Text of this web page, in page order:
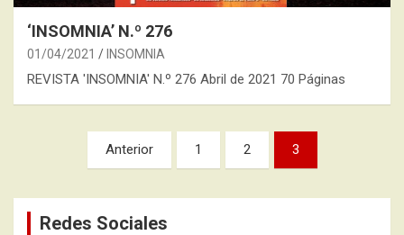
‘INSOMNIA’ N.º 276
01/04/2021 INSOMNIA
REVISTA 'INSOMNIA' N.º 276 Abril de 2021 70 Páginas
Paginación
entradas
Anterior 1 2 3
Redes Sociales